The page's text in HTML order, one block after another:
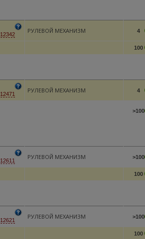
РУЛЕВОЙ МЕХАНИЗМ 4
100
РУЛЕВОЙ МЕХАНИЗМ 4
>100
РУЛЕВОЙ МЕХАНИЗМ >100
100
РУЛЕВОЙ МЕХАНИЗМ >100
100